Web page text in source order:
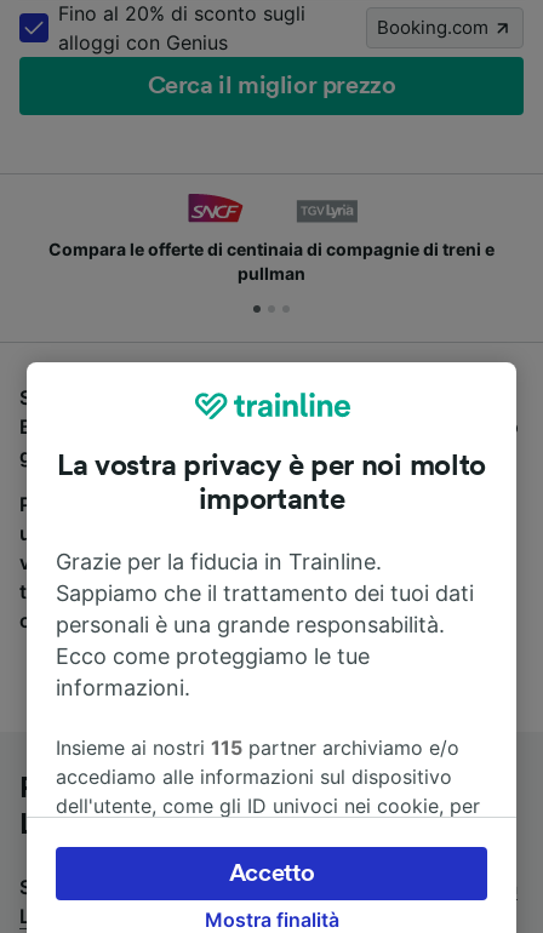
Fino al 20% di sconto sugli
alloggi con Genius
Booking.com
Cerca il miglior prezzo
Compara le offerte di centinaia di compagnie di treni e
pullman
Se stai cercando un pullman per viaggiare da
Bellegarde-sur-Valserine a Lyon St-Paul, sei nel posto
giusto.
Per trovare i biglietti dei pullman, è sufficiente avviare
una ricerca in alto, e compareremo i tempi e i costi del
viaggio in treno e in pullman. Con Trainline puoi
trovare i biglietti per viaggiare con oltre 170
compagnie ferroviarie e dei pullman.
Pullman da Bellegarde-sur-Valserine a
Lyon St-Paul
Stai cercando un viaggio di ritorno? Vai su
Lyon St-Paul a Bellegarde-sur-Valserine
La vostra privacy è per noi molto
importante
Grazie per la fiducia in Trainline.
Sappiamo che il trattamento dei tuoi dati
personali è una grande responsabilità.
Ecco come proteggiamo le tue
informazioni.
Insieme ai nostri115 partner archiviamo e/o
accediamo alle informazioni sul dispositivo
dell'utente, come gli ID univoci nei cookie, per
accettare o gestire le proprie scelte facendo
clic di seguito, tra cui il proprio diritto di
opporsi sulla base di un interesse legittimo o
Mostra finalità
Accetto